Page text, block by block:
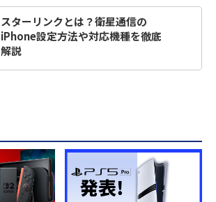
スターリンクとは？衛星通信の
iPhone設定方法や対応機種を徹底
解説